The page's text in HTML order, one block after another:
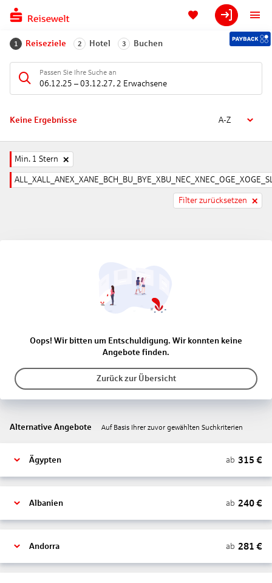
1 Reiseziele 2 Hotel 3 Buchen
Passen Sie Ihre Suche an
06.12.25 – 03.12.27, 2 Erwachsene
Keine Ergebnisse A-Z
Min. 1 Stern
Filter zurücksetzen
Oops! Wir bitten um Entschuldigung. Wir konnten keine
Angebote finden.
Zurück zur Übersicht
Alternative Angebote Auf Basis Ihrer zuvor gewählten Suchkriterien
Ägypten ab 315 €
Albanien ab 240€
Andorra ab 281 €